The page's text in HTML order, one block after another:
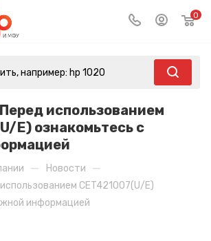
0
использованием
E) ознакомьтесь с
— Новости —
CET421007(U/E)
информацией